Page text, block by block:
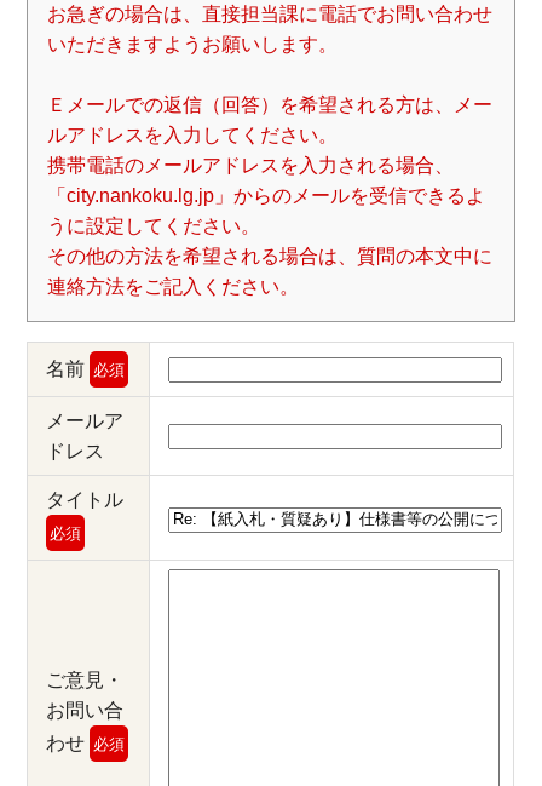
お急ぎの場合は、直接担当課に電話でお問い合わせ
いただきますようお願いします。
Ｅメールでの返信（回答）を希望される方は、メー
ルアドレスを入力してください。
携帯電話のメールアドレスを入力される場合、
「city.nankoku.lg.jp」からのメールを受信できるよ
うに設定してください。
その他の方法を希望される場合は、質問の本文中に
連絡方法をご記入ください。
名前 必須
メールア
ドレス
タイトル
必須
ご意見・
お問い合
わせ 必須